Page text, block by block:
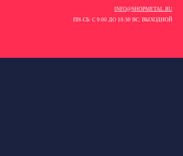
INFO@SHOPMETAL.RU
ПН-СБ: С 9:00 ДО 18:30 ВС: ВЫХОДНОЙ